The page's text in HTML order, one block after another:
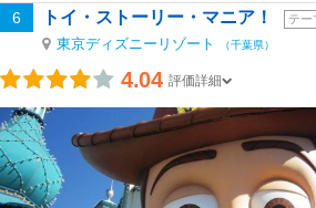
6 トイ・ストーリー・マニア！ テー
東京ディズニーリゾート （千葉県）
4.04 評価詳細